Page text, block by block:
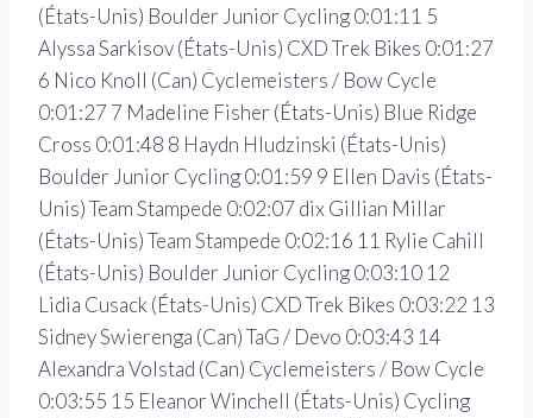
(États-Unis) Boulder Junior Cycling 0:01:11 5
Alyssa Sarkisov (États-Unis) CXD Trek Bikes 0:01:27
6 Nico Knoll (Can) Cyclemeisters / Bow Cycle
0:01:27 7 Madeline Fisher (États-Unis) Blue Ridge
Cross 0:01:48 8 Haydn Hludzinski (États-Unis)
Boulder Junior Cycling 0:01:59 9 Ellen Davis (États-
Unis) Team Stampede 0:02:07 dix Gillian Millar
(États-Unis) Team Stampede 0:02:16 11 Rylie Cahill
(États-Unis) Boulder Junior Cycling 0:03:10 12
Lidia Cusack (États-Unis) CXD Trek Bikes 0:03:22 13
Sidney Swierenga (Can) TaG / Devo 0:03:43 14
Alexandra Volstad (Can) Cyclemeisters / Bow Cycle
0:03:55 15 Eleanor Winchell (États-Unis) Cycling